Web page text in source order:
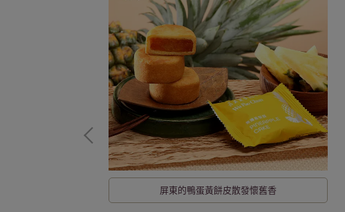
屏東的鴨蛋黃餅皮散發懷舊香